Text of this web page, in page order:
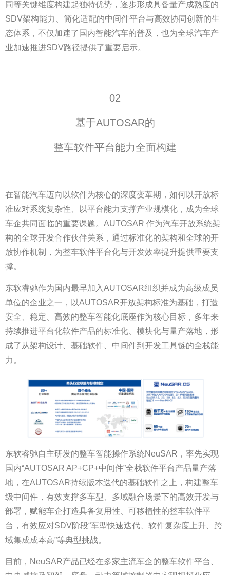
同等关键维度构建起独特优势，逐步形成具备量产成熟度的
SDV架构能力、简化适配的中间件平台与高效协同创新的生
态体系，不仅加速了国内智能汽车的普及，也为全球汽车产
业加速推进SDV路径提供了重要启示。
02
基于AUTOSAR的
整车软件平台能力全面构建
在智能汽车迈向以软件为核心的深度变革期，如何以开放标
准应对系统复杂性、以平台能力支撑产业规模化，成为全球
车企共同面临的重要课题。AUTOSAR 作为汽车开放系统架
构的全球开发合作伙伴关系，通过标准化的架构和全球的开
放协作机制，为整车软件平台化与开发效率提升提供重要支
撑。
东软睿驰作为国内最早加入AUTOSAR组织并成为高级成员
单位的企业之一，以AUTOSAR开放架构标准为基础，打造
安全、稳定、高效的整车智能化底座作为核心目标，多年来
持续推进平台化软件产品的标准化、模块化与量产落地，形
成了从架构设计、基础软件、中间件到开发工具链的全栈能
力。
东软睿驰自主研发的整车智能操作系统NeuSAR，率先实现
国内“AUTOSAR AP+CP+中间件”全栈软件平台产品量产落
地，在AUTOSAR持续版本迭代的基础软件之上，构建整车
级中间件，有效支撑多车型、多域融合场景下的高效开发与
部署，赋能车企打造具备复用性、可移植性的整车软件平
台，有效应对SDV阶段“车型快速迭代、软件复杂度上升、跨
域集成成本高”等典型挑战。
目前，NeuSAR产品已经在多家主流车企的整车软件平台、